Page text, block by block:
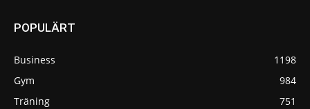
POPULÄRT
Business
1198
Gym
984
Träning
751